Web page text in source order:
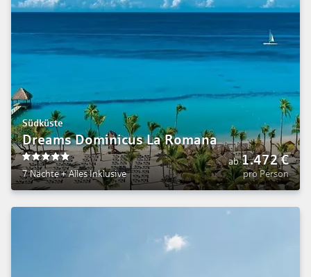
Südküste
Dreams Dominicus La Romana
5
7 Nächte+Alles Inklusive
ab 1.472€
pro Person